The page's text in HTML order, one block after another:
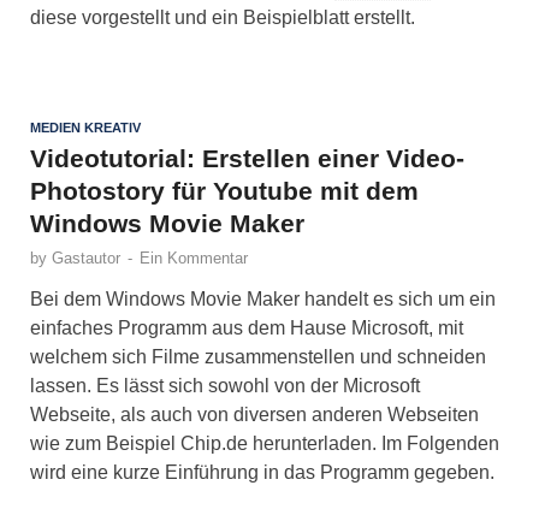
diese vorgestellt und ein Beispielblatt erstellt.
MEDIEN KREATIV
Videotutorial: Erstellen einer Video-
Photostory für Youtube mit dem
Windows Movie Maker
by Gastautor - Ein Kommentar
Bei dem Windows Movie Maker handelt es sich um ein
einfaches Programm aus dem Hause Microsoft, mit
welchem sich Filme zusammenstellen und schneiden
lassen. Es lässt sich sowohl von der Microsoft
Webseite, als auch von diversen anderen Webseiten
wie zum Beispiel Chip.de herunterladen. Im Folgenden
wird eine kurze Einführung in das Programm gegeben.